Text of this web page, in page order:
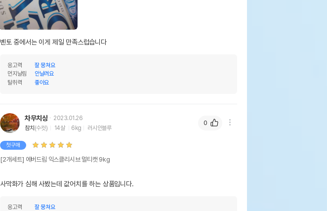
벤토 중에서는 이게 제일 만족스럽습니다
응고력
잘 뭉쳐요
먼지날림
안날려요
탈취력
좋아요
차무치상
2023.01.26
참치(수컷) 14살 6kg 러시안블루
첫구매
[2개세트] 에버드림 익스클리시브 멀티캣 9kg
사막화가 심해 사봤는데 값어치를 하는 상품입니다.
응고력 잘 뭉쳐요
0